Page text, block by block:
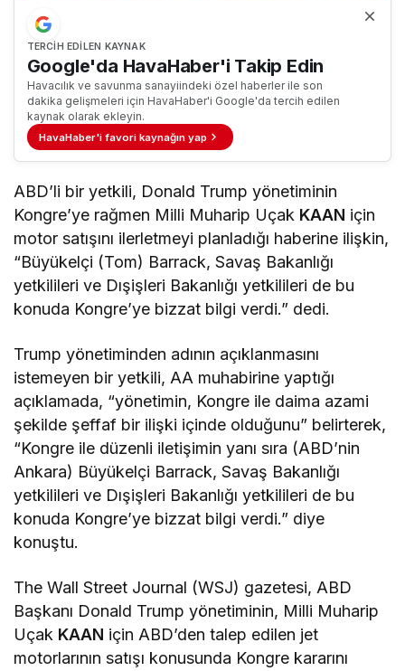
TERCIH EDILEN KAYNAK
Google'da HavaHaber'i Takip Edin
Havacılık ve savunma sanayiindeki özel haberler ile son
dakika gelişmeleri için HavaHaber'i Google'da tercih edilen
kaynak olarak ekleyin.
HavaHaber'i favori kaynağın yap
ABD’li bir yetkili, Donald Trump yönetiminin
Kongre’ye rağmen Milli Muharip Uçak KAAN için
motor satışını ilerletmeyi planladığı haberine ilişkin,
“Büyükelçi (Tom) Barrack, Savaş Bakanlığı
yetkilileri ve Dışişleri Bakanlığı yetkilileri de bu
konuda Kongre’ye bizzat bilgi verdi.” dedi.
Trump yönetiminden adının açıklanmasını
istemeyen bir yetkili, AA muhabirine yaptığı
açıklamada, “yönetimin, Kongre ile daima azami
şekilde şeffaf bir ilişki içinde olduğunu” belirterek,
“Kongre ile düzenli iletişimin yanı sıra (ABD’nin
Ankara) Büyükelçi Barrack, Savaş Bakanlığı
yetkilileri ve Dışişleri Bakanlığı yetkilileri de bu
konuda Kongre’ye bizzat bilgi verdi.” diye
konuştu.
The Wall Street Journal (WSJ) gazetesi, ABD
Başkanı Donald Trump yönetiminin, Milli Muharip
Uçak KAAN için ABD’den talep edilen jet
motorlarının satışı konusunda Kongre kararını